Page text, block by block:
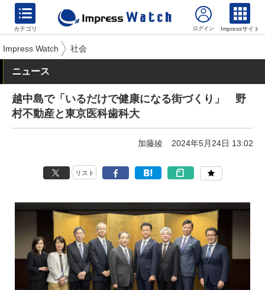
カテゴリ Impressサイト
Impress Watch 社会
ニュース
越中島で「いるだけで健康になる街づくり」 野
村不動産と東京医科歯科大
加藤綾 2024年5月24日 13:02
リスト